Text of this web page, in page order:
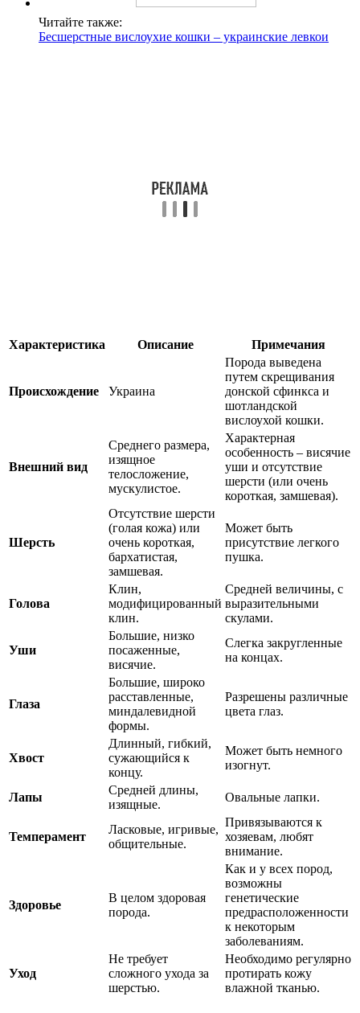
Читайте также:
Бесшерстные вислоухие кошки – украинские левкои
Характеристика Описание Примечания
Происхождение Украина
Порода выведена
путем скрещивания
донской сфинкса и
шотландской
вислоухой кошки.
Внешний вид
Среднего размера,
изящное
телосложение,
мускулистое.
Характерная
особенность – висячие
уши и отсутствие
шерсти (или очень
короткая, замшевая).
Шерсть
Отсутствие шерсти
(голая кожа) или
очень короткая,
бархатистая,
замшевая.
Может быть
присутствие легкого
пушка.
Голова
Клин,
модифицированный
клин.
Средней величины, с
выразительными
скулами.
Уши
Большие, низко
посаженные,
висячие.
Слегка закругленные
на концах.
Глаза
Большие, широко
расставленные,
миндалевидной
формы.
Разрешены различные
цвета глаз.
Хвост
Длинный, гибкий,
сужающийся к
концу.
Может быть немного
изогнут.
Лапы
Средней длины,
изящные.
Овальные лапки.
Темперамент
Ласковые, игривые,
общительные.
Привязываются к
хозяевам, любят
внимание.
Здоровье
В целом здоровая
порода.
Как и у всех пород,
возможны
генетические
предрасположенности
к некоторым
заболеваниям.
Уход
Не требует
сложного ухода за
шерстью.
Необходимо регулярно
протирать кожу
влажной тканью.